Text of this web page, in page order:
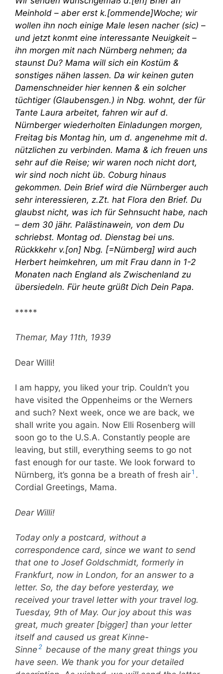
Meinhold – aber erst k.[ommende]Woche; wir
wollen ihn noch einige Male lesen nacher (sic) –
und jetzt konmt eine interessante Neuigkeit –
ihn morgen mit nach Nürnberg nehmen; da
staunst Du? Mama will sich ein Kostüm &
sonstiges nähen lassen. Da wir keinen guten
Damenschneider hier kennen & ein solcher
tüchtiger (Glaubensgen.) in Nbg. wohnt, der für
Tante Laura arbeitet, fahren wir auf d.
Nürnberger wiederholten Einladungen morgen,
Freitag bis Montag hin, um d. angenehme mit d.
nützlichen zu verbinden. Mama & ich freuen uns
sehr auf die Reise; wir waren noch nicht dort,
wir sind noch nicht üb. Coburg hinaus
gekommen. Dein Brief wird die Nürnberger auch
sehr interessieren, z.Zt. hat Flora den Brief. Du
glaubst nicht, was ich für Sehnsucht habe, nach
– dem 30 jähr. Palästinawein, von dem Du
schriebst. Montag od. Dienstag bei uns.
Rückkkehr v.[on] Nbg. [=Nürnberg] wird auch
Herbert heimkehren, um mit Frau dann in 1-2
Monaten nach England als Zwischenland zu
übersiedeln. Für heute grüßt Dich Dein Papa.
*****
Themar, May 11th, 1939
Dear Willi!
I am happy, you liked your trip. Couldn’t you
have visited the Oppenheims or the Werners
and such? Next week, once we are back, we
shall write you again. Now Elli Rosenberg will
soon go to the U.S.A. Constantly people are
leaving, but still, everything seems to go not
fast enough for our taste. We look forward to
Nürnberg, it’s gonna be a breath of fresh air1 .
Cordial Greetings, Mama.
Dear Willi!
Today only a postcard, without a
correspondence card, since we want to send
that one to Josef Goldschmidt, formerly in
Frankfurt, now in London, for an answer to a
letter. So, the day before yesterday, we
received your travel letter with your travel log.
Tuesday, 9th of May. Our joy about this was
great, much greater [bigger] than your letter
itself and caused us great Kinne-
Sinne 2 because of the many great things you
have seen. We thank you for your detailed